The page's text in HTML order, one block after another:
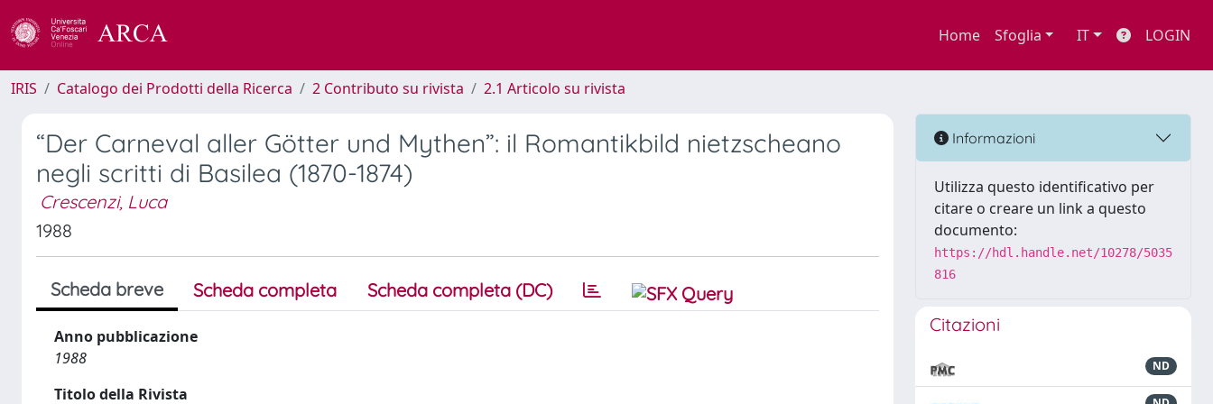
Home Sfoglia IT LOGIN
IRIS Catalogo dei Prodotti della Ricerca 2 Contributo su rivista 2.1 Articolo su rivista
“Der Carneval aller Götter und Mythen”: il Romantikbild nietzscheano
negli scritti di Basilea (1870-1874)
Crescenzi, Luca
1988
Scheda breve Scheda completa Scheda completa (DC)
Anno pubblicazione
1988
Titolo della Rivista
Informazioni
Utilizza questo identificativo per
citare o creare un link a questo
documento:
https://hdl.handle.net/10278/5035
816
Citazioni
ND